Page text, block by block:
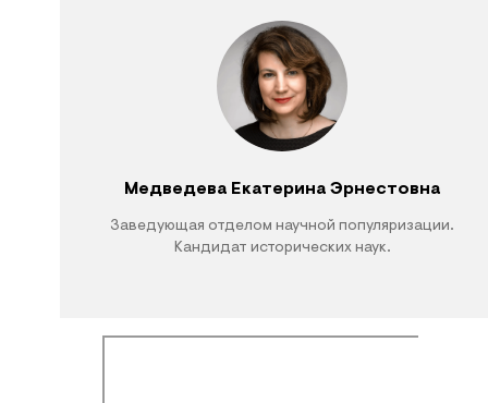
Медведева Екатерина Эрнестовна
Заведующая отделом научной популяризации.
Кандидат исторических наук.